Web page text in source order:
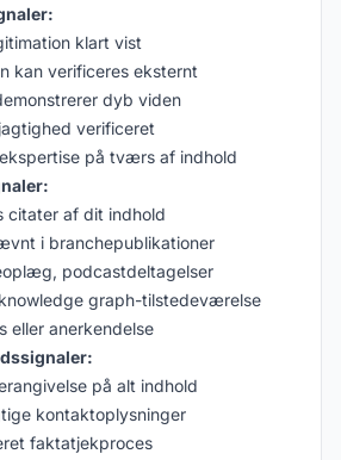
klart vist
kan verificeres eksternt
dyb viden
verificeret
på tværs af indhold
citater af dit indhold
i branchepublikationer
podcastdeltagelser
graph-tilstedeværelse
eller anerkendelse
på alt indhold
kontaktoplysninger
faktatjekproces